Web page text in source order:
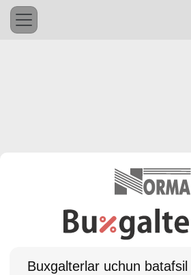
Buхgalterlar uchun batafsil